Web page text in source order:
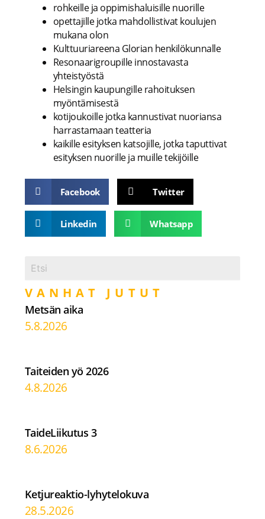
rohkeille ja oppimishaluisille nuorille
opettajille jotka mahdollistivat koulujen
mukana olon
Kulttuuriareena Glorian henkilökunnalle
Resonaarigroupille innostavasta
yhteistyöstä
Helsingin kaupungille rahoituksen
myöntämisestä
kotijoukoille jotka kannustivat nuoriansa
harrastamaan teatteria
kaikille esityksen katsojille, jotka taputtivat
esityksen nuorille ja muille tekijöille
Facebook Twitter
Linkedin Whatsapp
VANHAT JUTUT
Metsän aika
5.8.2026
Taiteiden yö 2026
4.8.2026
TaideLiikutus 3
8.6.2026
Ketjureaktio-lyhytelokuva
28.5.2026